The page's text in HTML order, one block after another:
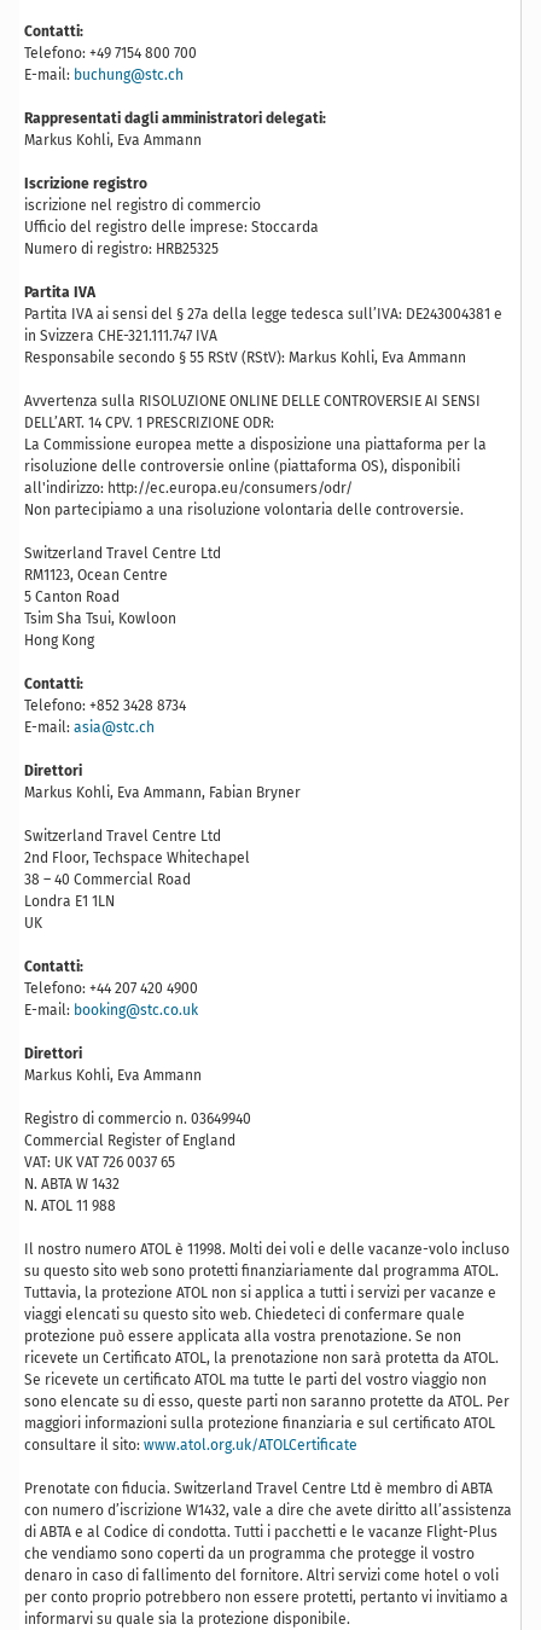
Contatti:
Telefono: +49 7154 800 700
E-mail: buchung@stc.ch
Rappresentati dagli amministratori delegati:
Markus Kohli, Eva Ammann
Iscrizione registro
iscrizione nel registro di commercio
Ufficio del registro delle imprese: Stoccarda
Numero di registro: HRB25325
Partita IVA
Partita IVA ai sensi del § 27a della legge tedesca sull’IVA: DE243004381 e
in Svizzera CHE-321.111.747 IVA
Responsabile secondo § 55 RStV (RStV): Markus Kohli, Eva Ammann
Avvertenza sulla RISOLUZIONE ONLINE DELLE CONTROVERSIE AI SENSI
DELL’ART. 14 CPV. 1 PRESCRIZIONE ODR:
La Commissione europea mette a disposizione una piattaforma per la
risoluzione delle controversie online (piattaforma OS), disponibili
all'indirizzo: http://ec.europa.eu/consumers/odr/
Non partecipiamo a una risoluzione volontaria delle controversie.
Switzerland Travel Centre Ltd
RM1123, Ocean Centre
5 Canton Road
Tsim Sha Tsui, Kowloon
Hong Kong
Contatti:
Telefono: +852 3428 8734
E-mail: asia@stc.ch
Direttori
Markus Kohli, Eva Ammann, Fabian Bryner
Switzerland Travel Centre Ltd
2nd Floor, Techspace Whitechapel
38 – 40 Commercial Road
Londra E1 1LN
UK
Contatti:
Telefono: +44 207 420 4900
E-mail: booking@stc.co.uk
Direttori
Markus Kohli, Eva Ammann
Registro di commercio n. 03649940
Commercial Register of England
VAT: UK VAT 726 0037 65
N. ABTA W 1432
N. ATOL 11 988
Il nostro numero ATOL è 11998. Molti dei voli e delle vacanze-volo incluso
su questo sito web sono protetti finanziariamente dal programma ATOL.
Tuttavia, la protezione ATOL non si applica a tutti i servizi per vacanze e
viaggi elencati su questo sito web. Chiedeteci di confermare quale
protezione può essere applicata alla vostra prenotazione. Se non
ricevete un Certificato ATOL, la prenotazione non sarà protetta da ATOL.
Se ricevete un certificato ATOL ma tutte le parti del vostro viaggio non
sono elencate su di esso, queste parti non saranno protette da ATOL. Per
maggiori informazioni sulla protezione finanziaria e sul certificato ATOL
consultare il sito: www.atol.org.uk/ATOLCertificate
Prenotate con fiducia. Switzerland Travel Centre Ltd è membro di ABTA
con numero d’iscrizione W1432, vale a dire che avete diritto all’assistenza
di ABTA e al Codice di condotta. Tutti i pacchetti e le vacanze Flight-Plus
che vendiamo sono coperti da un programma che protegge il vostro
denaro in caso di fallimento del fornitore. Altri servizi come hotel o voli
per conto proprio potrebbero non essere protetti, pertanto vi invitiamo a
informarvi su quale sia la protezione disponibile.